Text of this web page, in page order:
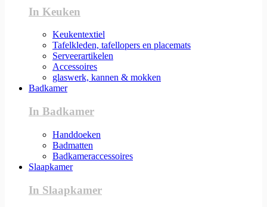
In Keuken
Keukentextiel
Tafelkleden, tafellopers en placemats
Serveerartikelen
Accessoires
glaswerk, kannen & mokken
Badkamer
In Badkamer
Handdoeken
Badmatten
Badkameraccessoires
Slaapkamer
In Slaapkamer